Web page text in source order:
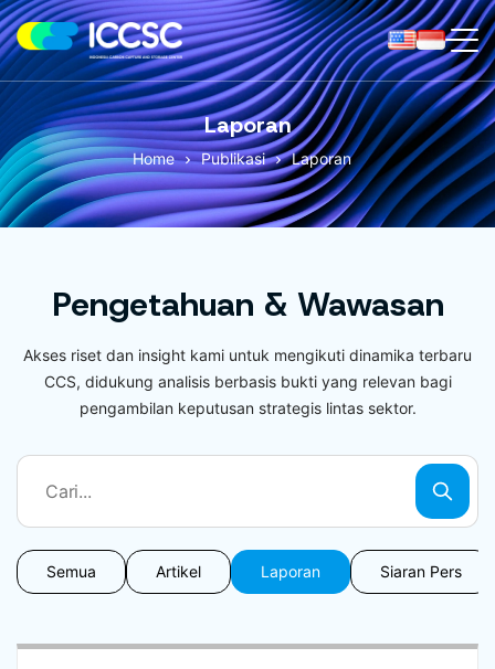
ICCS
Center
Laporan
Home Publikasi Laporan
Pengetahuan & Wawasan
Akses riset dan insight kami untuk mengikuti dinamika terbaru
CCS, didukung analisis berbasis bukti yang relevan bagi
pengambilan keputusan strategis lintas sektor.
Semua Artikel Laporan Siaran Pers